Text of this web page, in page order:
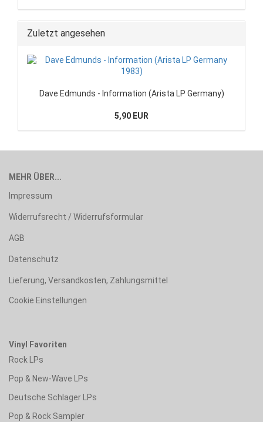
Zuletzt angesehen
Dave Edmunds - Information (Arista LP Germany)
5,90 EUR
MEHR ÜBER...
Impressum
Widerrufsrecht / Widerrufsformular
AGB
Datenschutz
Lieferung, Versandkosten, Zahlungsmittel
Cookie Einstellungen
Vinyl Favoriten
Rock LPs
Pop & New-Wave LPs
Deutsche Schlager LPs
Pop & Rock Sampler